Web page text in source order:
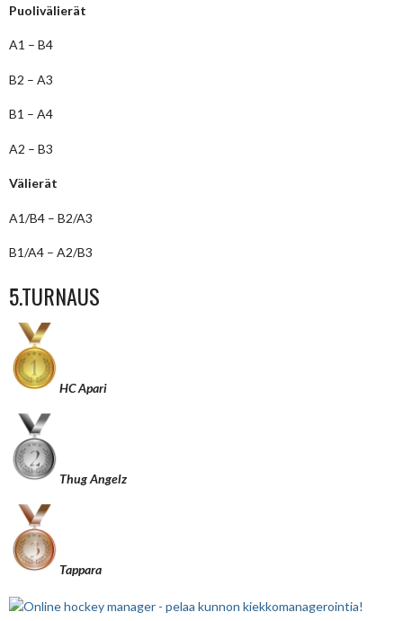
Puolivälierät
A1 – B4
B2 – A3
B1 – A4
A2 – B3
Välierät
A1/B4 – B2/A3
B1/A4 – A2/B3
5.TURNAUS
HC Apari
Thug Angelz
Tappara